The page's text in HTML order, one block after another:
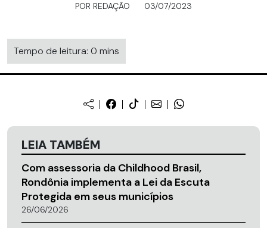
POR REDAÇÃO 03/07/2023
Tempo de leitura: 0 mins
LEIA TAMBÉM
Com assessoria da Childhood Brasil,
Rondônia implementa a Lei da Escuta
Protegida em seus municípios
26/06/2026